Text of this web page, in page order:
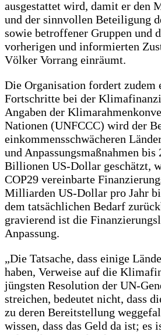
ausgestattet wird, damit er den
und der sinnvollen Beteiligung
sowie betroffener Gruppen und
vorherigen und informierten
Völker Vorrang einräumt.
Die Organisation fordert zudem
Fortschritte bei der
Angaben der
Nationen (UNFCCC) wird der
einkommensschwächeren
und Anpassungsmaßnahmen
Billionen US-Dollar geschätzt,
COP29 vereinbarte
Milliarden US-Dollar pro Jahr
dem tatsächlichen Bedarf
gravierend ist die
Anpassung.
„Die Tatsache, dass einige
haben, Verweise auf die
jüngsten Resolution der UN-
streichen, bedeutet nicht, dass
zu deren Bereitstellung
wissen, dass das Geld da ist; es